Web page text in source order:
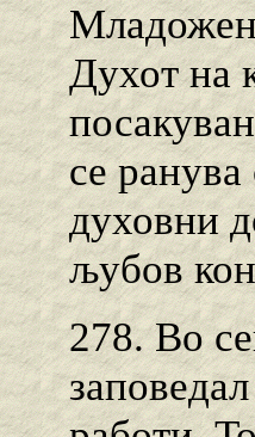
Духот на
се
духовни
љубов
278. Во